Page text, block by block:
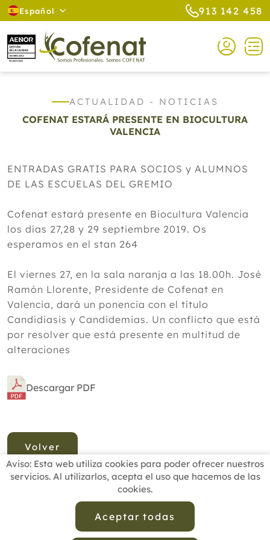
Español 913 142 458
ACTUALIDAD - NOTICIAS
COFENAT ESTARÁ PRESENTE EN BIOCULTURA
VALENCIA
ENTRADAS GRATIS PARA SOCIOS y ALUMNOS
DE LAS ESCUELAS DEL GREMIO
Cofenat estará presente en Biocultura Valencia
los días 27,28 y 29 septiembre 2019. Os
esperamos en el stan 264
El viernes 27, en la sala naranja a las 18.00h. José
Ramón Llorente, Presidente de Cofenat en
Valencia, dará un ponencia con el título
Candidiasis y Candidemias. Un conflicto que está
por resolver que está presente en multitud de
alteraciones
Descargar PDF
Volver
Aviso: Esta web utiliza cookies para poder ofrecer nuestros
servicios. Al utilizarlos, acepta el uso que hacemos de las
cookies.
Aceptar todas
BUSCADOR PROFESIONALES
ESCUELAS RECOMENDADAS
CONTACTO